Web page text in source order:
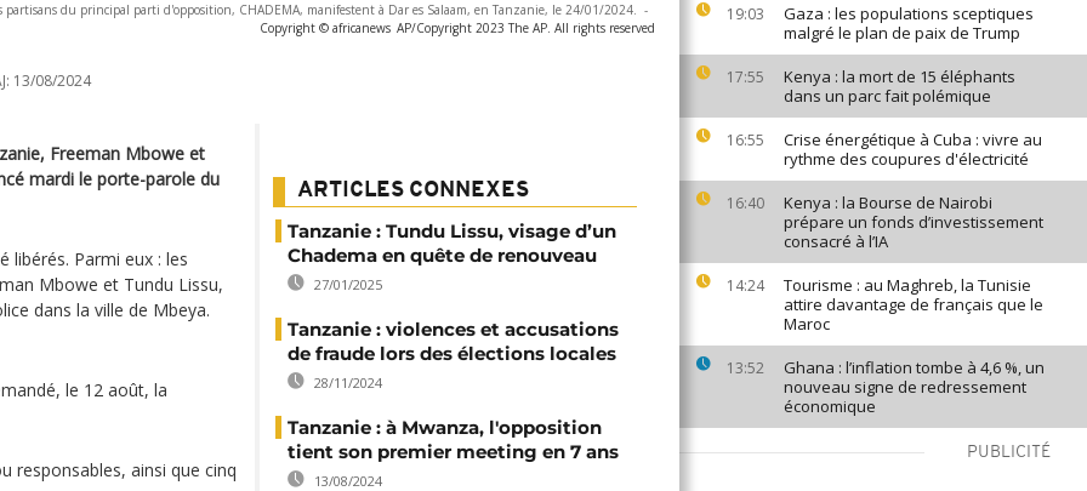
19:03
Gaza : les populations sceptiques
malgré le plan de paix de Trump
17:55
Kenya : la mort de 15 éléphants
dans un parc fait polémique
16:55
Crise énergétique à Cuba : vivre au
rythme des coupures d'électricité
16:40
Kenya : la Bourse de Nairobi
prépare un fonds d’investissement
consacré à l’IA
14:24
Tourisme : au Maghreb, la Tunisie
attire davantage de français que le
Maroc
13:52
Ghana : l’inflation tombe à 4,6 %, un
nouveau signe de redressement
économique
PUBLICITÉ
du principal parti d'opposition, CHADEMA, manifestent à Dar es Salaam, en Tanzanie, le 24/01/2024. -
Copyright © africanews AP/Copyright 2023 The AP. All rights reserved
13/08/2024
Freeman Mbowe et
mardi le porte-parole du
libérés. Parmi eux : les
Mbowe et Tundu Lissu,
dans la ville de Mbeya.
le 12 août, la
responsables, ainsi que cinq
ARTICLES CONNEXES
Tanzanie : Tundu Lissu, visage d’un
Chadema en quête de renouveau
27/01/2025
Tanzanie : violences et accusations
de fraude lors des élections locales
28/11/2024
Tanzanie : à Mwanza, l'opposition
tient son premier meeting en 7 ans
13/08/2024